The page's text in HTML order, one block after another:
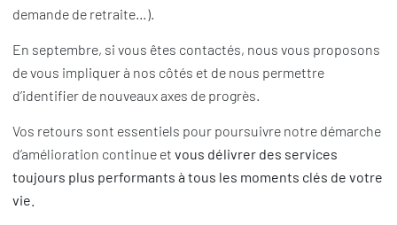
demande de retraite…).
En septembre, si vous êtes contactés, nous vous proposons
de vous impliquer à nos côtés et de nous permettre
d’identifier de nouveaux axes de progrès.
Vos retours sont essentiels pour poursuivre notre démarche
d’amélioration continue et vous délivrer des services
toujours plus performants à tous les moments clés de votre
vie.